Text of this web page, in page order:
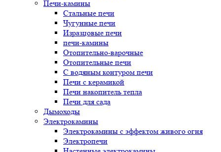
Печи-камины
Стальные печи
Чугунные печи
Изразцовые печи
печи-камины
Отопительно-варочные
Отопительные печи
С водяным контуром печи
Печи с керамикой
Печи накопитель тепла
Печи для сада
Дымоходы
Электрокамины
Электрокамины с эффектом живого огня
Электропечи